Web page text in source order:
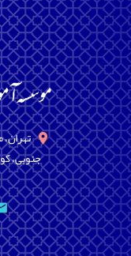
جنوبی،